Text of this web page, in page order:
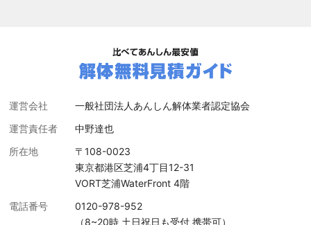
運営会社
一般社団法人あんしん解体業者認定協会
運営責任者
中野達也
所在地
〒108-0023
東京都港区芝浦4丁目12-31
VORT芝浦WaterFront 4階
電話番号
0120-978-952
（8~20時 土日祝日も受付 携帯可）